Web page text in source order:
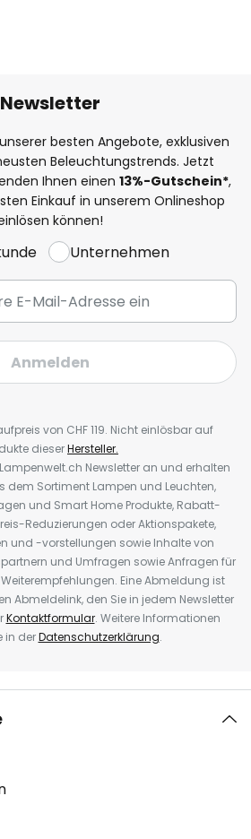
Newsletter
besten Angebote, exklusiven
Beleuchtungstrends. Jetzt
Ihnen einen 13%-Gutschein*,
Einkauf in unserem Onlineshop
können!
Unternehmen
Anmelden
von CHF 119. Nicht einlösbar auf
dieserHersteller.
Newsletter an und erhalten
dem Sortiment Lampen und Leuchten,
und Smart Home Produkte, Rabatt-
Reduzierungen oder Aktionspakete,
und -vorstellungen sowie Inhalte von
und Umfragen sowie Anfragen für
Eine Abmeldung ist
Abmeldelink, den Sie in jedem Newsletter
Kontaktformular. Weitere Informationen
in derDatenschutzerklärung.